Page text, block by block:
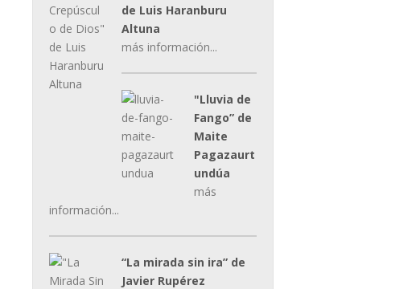
de Luis Haranburu
Altuna
más información...
"Lluvia de
Fango” de
Maite
Pagazaurt
undúa
más
información...
“La mirada sin ira” de
Javier Rupérez